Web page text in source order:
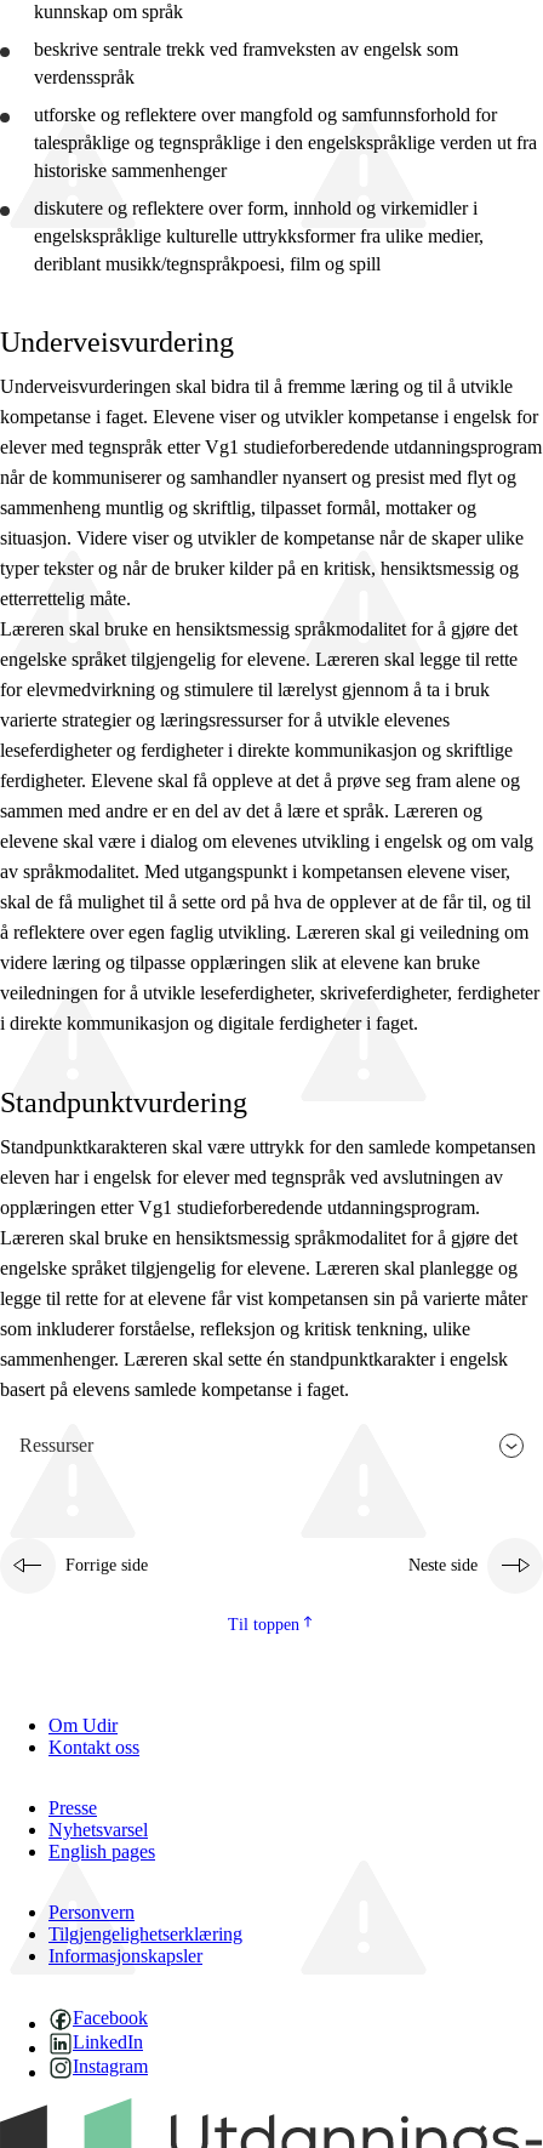
kunnskap om språk
beskrive sentrale trekk ved framveksten av engelsk som
verdensspråk
utforske og reflektere over mangfold og samfunnsforhold for
talespråklige og tegnspråklige i den engelskspråklige verden ut fra
historiske sammenhenger
diskutere og reflektere over form, innhold og virkemidler i
engelskspråklige kulturelle uttrykksformer fra ulike medier,
deriblant musikk/tegnspråkpoesi, film og spill
Underveisvurdering
Underveisvurderingen skal bidra til å fremme læring og til å utvikle
kompetanse i faget. Elevene viser og utvikler kompetanse i engelsk for
elever med tegnspråk etter Vg1 studieforberedende utdanningsprogram
når de kommuniserer og samhandler nyansert og presist med flyt og
sammenheng muntlig og skriftlig, tilpasset formål, mottaker og
situasjon. Videre viser og utvikler de kompetanse når de skaper ulike
typer tekster og når de bruker kilder på en kritisk, hensiktsmessig og
etterrettelig måte.
Læreren skal bruke en hensiktsmessig språkmodalitet for å gjøre det
engelske språket tilgjengelig for elevene. Læreren skal legge til rette
for elevmedvirkning og stimulere til lærelyst gjennom å ta i bruk
varierte strategier og læringsressurser for å utvikle elevenes
leseferdigheter og ferdigheter i direkte kommunikasjon og skriftlige
ferdigheter. Elevene skal få oppleve at det å prøve seg fram alene og
sammen med andre er en del av det å lære et språk. Læreren og
elevene skal være i dialog om elevenes utvikling i engelsk og om valg
av språkmodalitet. Med utgangspunkt i kompetansen elevene viser,
skal de få mulighet til å sette ord på hva de opplever at de får til, og til
å reflektere over egen faglig utvikling. Læreren skal gi veiledning om
videre læring og tilpasse opplæringen slik at elevene kan bruke
veiledningen for å utvikle leseferdigheter, skriveferdigheter, ferdigheter
i direkte kommunikasjon og digitale ferdigheter i faget.
Standpunktvurdering
Standpunktkarakteren skal være uttrykk for den samlede kompetansen
eleven har i engelsk for elever med tegnspråk ved avslutningen av
opplæringen etter Vg1 studieforberedende utdanningsprogram.
Læreren skal bruke en hensiktsmessig språkmodalitet for å gjøre det
engelske språket tilgjengelig for elevene. Læreren skal planlegge og
legge til rette for at elevene får vist kompetansen sin på varierte måter
som inkluderer forståelse, refleksjon og kritisk tenkning, ulike
sammenhenger. Læreren skal sette én standpunktkarakter i engelsk
basert på elevens samlede kompetanse i faget.
Ressurser
Forrige side Neste side
Til toppen
Om Udir
Kontakt oss
Presse
Nyhetsvarsel
English pages
Personvern
Tilgjengelighetserklæring
Informasjonskapsler
Facebook
LinkedIn
Instagram